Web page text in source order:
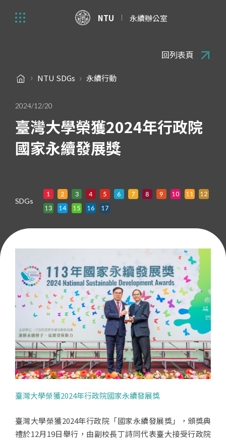
NTU 永續辦公室
NTU SDGs 永續行動
回列表頁
2024/12/20
臺灣大學榮獲2024年行政院
國家永續發展獎
SDGs
臺灣大學榮獲2024年行政院國家永續發展獎
臺灣大學榮獲2024年行政院「國家永續發展獎」，頒獎典
禮於12月19日舉行，由副校長丁詩同代表臺大接受行政院